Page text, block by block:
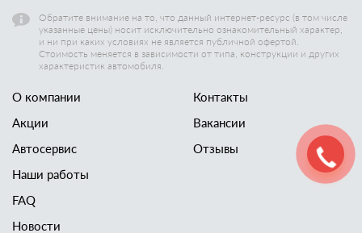
Обратите внимание на то, что данный интернет-ресурс (в том числе
указанные цены) носит исключительно ознакомительный характер,
и ни при каких условиях не является публичной офертой.
Стоимость меняется в зависимости от типа, конструкции и других
характеристик автомобиля.
О компании
Акции
Автосервис
Наши работы
Контакты
Вакансии
Отзывы
FAQ
Новости